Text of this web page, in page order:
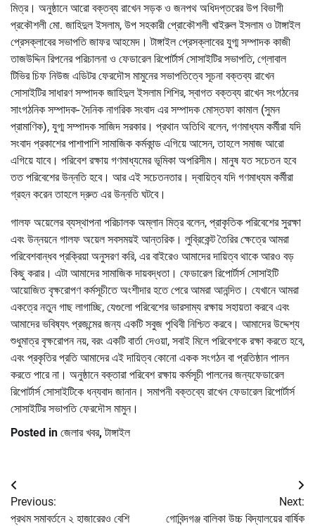
মিত্র। অনুষ্ঠানে আরো বক্তব্য রাখেন সড়ক ও জনপথ অধিদপ্তরের উপ বিভাগী
প্রকৌশলী মো. জাহিদুল ইসলাম, উপ সহকারী প্রোকৌশলী খাইরুল ইসলাম ও টাঙ্গাইল
প্রেসক্লাবের সভাপতি জাফর আহমেদ। টাঙ্গাইল প্রেসক্লাবের যুগ্ম সম্পাদক কাজী
তাজউদ্দিন রিপনের পরিচালনা ও ফেডারেল রিপোর্টার্স সোসাইটির সভাপতি, গ্লোবাল
টিভির চিফ নিউজ এডিটর ফেরদৌস মামুনের সভাপতিত্বে সূচনা বক্তব্য রাখেন
সোসাইটির সাধারণ সম্পাদক জাহিদুল ইসলাম শিশির, স্বাগত বক্তব্য রাখেন সংগঠনের
সাংগঠনিক সম্পাদক- দৈনিক নাগরিক সংবাদ এর সম্পাদক মোস্তফা কামাল (সুমন
প্রামাণিক), যুগ্ম সম্পাদক সাজিদ সরকার। প্রথান অতিথি বলেন, গণমাধ্যম কর্মীরা যদি
সংবাদ প্রকাশের পাশাপাশি সামাজিক কর্মকান্ড এগিয়ে আসেন, তাহলে সমাজ আরো
এগিয়ে যাবে। পরিবেশ রক্ষায় গণমাধ্যমের ভূমিকা অপরিসীম। মানুষ যত সচেতন হবে
তত পরিবেশের উন্নতি হবে। আর এই সচেতনতার। দ্বায়িত্ব যদি গণমাধ্যম কর্মীরা
গ্রহন করেন তাহলে দ্রুত এর উন্নতি ঘটবে।
গালফ অয়েলের ব্যস্থাপনা পরিচালক অম্লান মিত্র বলেন, প্রাকৃতিক পরিবেশের সুরক্ষা
এবং উন্নয়নে গালফ অয়েল সবসময়ই আন্তরিক। লুব্রিকেন্ট তৈরির ক্ষেত্রে আমরা
পরিবেশবান্ধব প্রক্রিয়া অনুসরণ করি, এর বাইরেও আমাদের দায়িত্ব থাকে আরও বড়
কিছু করার। এটা আমাদের সামাজিক দায়বদ্ধতা। ফেডারেল রিপোর্টার্স সোসাইটি
আয়োজিত বৃক্ষরোপণ কর্মসূচীতে অংশীদার হতে পেরে আমরা আনন্দিত। যেখানে আমরা
একত্রে নতুন গাছ লাগাচ্ছি, যেগুলো পরিবেশের ভারসাম্য রক্ষায় সহায়তা করবে এবং
আমাদের ভবিষ্যৎ প্রজন্মের জন্য একটি সবুজ পৃথিবী নিশ্চিত করবে। আমাদের উদ্দেশ্য
শুধুমাত্র বৃক্ষরোপন নয়, বরং একটি বার্তা দেওয়া, সবাই মিলে পরিবেশকে রক্ষা করতে হবে,
এবং প্রকৃতির প্রতি আমাদের এই দায়িত্ব কোনো একক সংগঠন বা প্রতিষ্ঠান পালন
করতে পারে না। অনুষ্ঠানে বক্তারা পরিবেশ রক্ষায় কর্মসূচী পালনের জন্যফেডারেল
রিপোর্টার্স সোসাইটিকে ধন্যবাদ জানান। সমাপনী বক্তব্যে রাখেন ফেডারেল রিপোর্টার্স
সোসাইটির সভাপতি ফেরদৌস মামুন।
Posted in জেলার খবর,টাঙ্গাইল
Post
navigation
Previous:
প্রথম সমাবর্তনে ২ হাজারেরও বেশি
Next:
গোবিন্দগঞ্জ বালিকা উচ্চ বিদ্যালয়ের বার্ষিক